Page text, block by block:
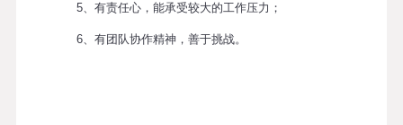
5、有责任心，能承受较大的工作压力；
6、有团队协作精神，善于挑战。